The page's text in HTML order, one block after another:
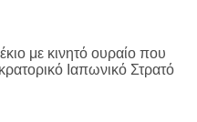
με κινητό ουραίο που
Ιαπωνικό Στρατό